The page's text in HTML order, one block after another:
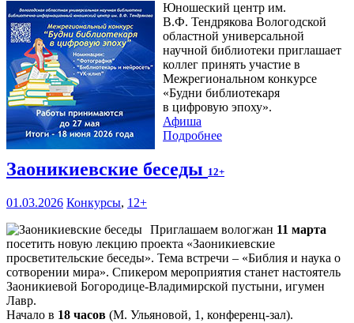
Юношеский центр им.
В.Ф. Тендрякова Вологодской
областной универсальной
научной библиотеки приглашает
коллег принять участие в
Межрегиональном конкурсе
«Будни библиотекаря
в цифровую эпоху».
Афиша
Подробнее
Заоникиевские беседы 12+
01.03.2026 Конкурсы, 12+
Приглашаем вологжан 11 марта
посетить новую лекцию проекта «Заоникиевские
просветительские беседы». Тема встречи – «Библия и наука о
сотворении мира». Спикером мероприятия станет настоятель
Заоникиевой Богородице-Владимирской пустыни, игумен
Лавр.
Начало в 18 часов (М. Ульяновой, 1, конференц-зал).